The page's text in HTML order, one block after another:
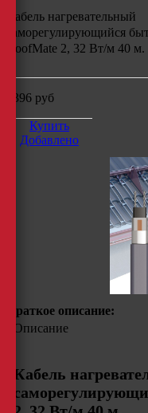
Кабель нагревательный
саморегулирующийся
RoofMate 2, 32 Вт/м 40 м.
7396 руб
Купить
Добавлено
Краткое описание:
Описание
Кабель